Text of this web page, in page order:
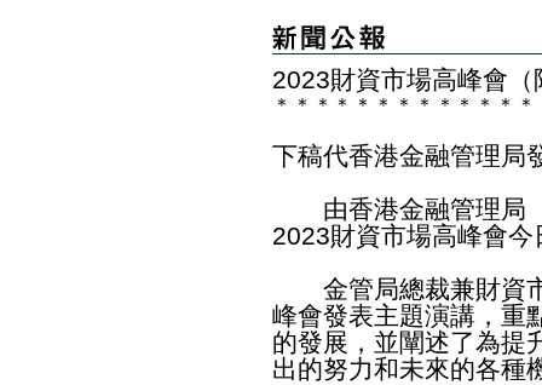
​2023財資市場高峰會（
＊ ＊ ＊ ＊ ＊ ＊ ＊ ＊ ＊ ＊ ＊ ＊ ＊
下稿代香港金融管理局
由香港金融管理局（
2023財資市場高峰會
金管局總裁兼財資市
峰會發表主題演講，重
的發展，並闡述了為提
出的努力和未來的各種